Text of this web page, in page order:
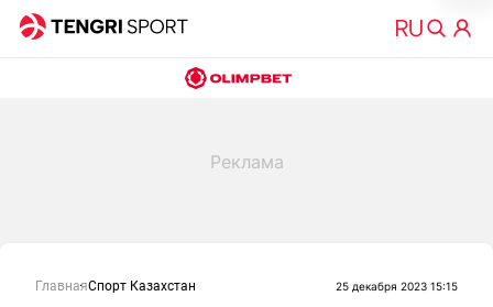
ГлавнаяСпорт Казахстан 25 декабря 2023 15:15